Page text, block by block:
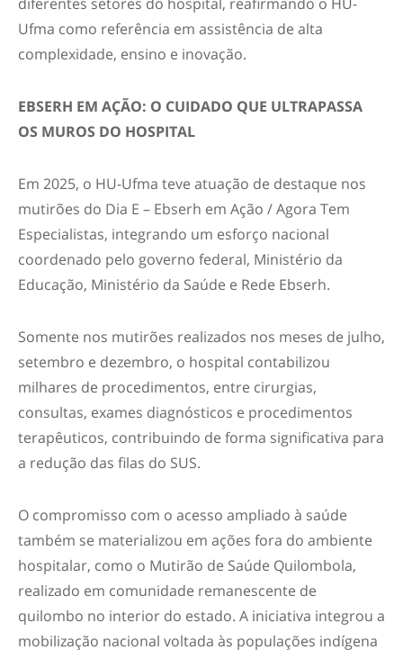
Ufma como referência em assistência de alta
complexidade, ensino e inovação.
EBSERH EM AÇÃO: O CUIDADO QUE ULTRAPASSA
OS MUROS DO HOSPITAL
Em 2025, o HU-Ufma teve atuação de destaque nos
mutirões do Dia E – Ebserh em Ação / Agora Tem
Especialistas, integrando um esforço nacional
coordenado pelo governo federal, Ministério da
Educação, Ministério da Saúde e Rede Ebserh.
Somente nos mutirões realizados nos meses de julho,
setembro e dezembro, o hospital contabilizou
milhares de procedimentos, entre cirurgias,
consultas, exames diagnósticos e procedimentos
terapêuticos, contribuindo de forma significativa para
a redução das filas do SUS.
O compromisso com o acesso ampliado à saúde
também se materializou em ações fora do ambiente
hospitalar, como o Mutirão de Saúde Quilombola,
realizado em comunidade remanescente de
quilombo no interior do estado. A iniciativa integrou a
mobilização nacional voltada às populações indígena